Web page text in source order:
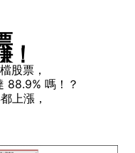
，
！
股票，
88.9% 嗎！？
上漲，